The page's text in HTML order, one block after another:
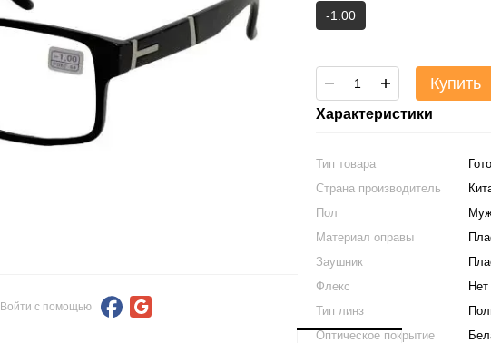
Войти с помощью
-1.00
Купить
Характеристики
Тип товара
Страна производитель
Пол
Материал оправы
Заушник
Флекс
Нет
Тип линз
Оптическое покрытие